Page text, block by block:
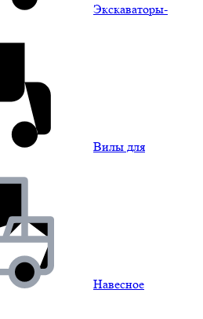
Экскаваторы-
Вилы для
Навесное